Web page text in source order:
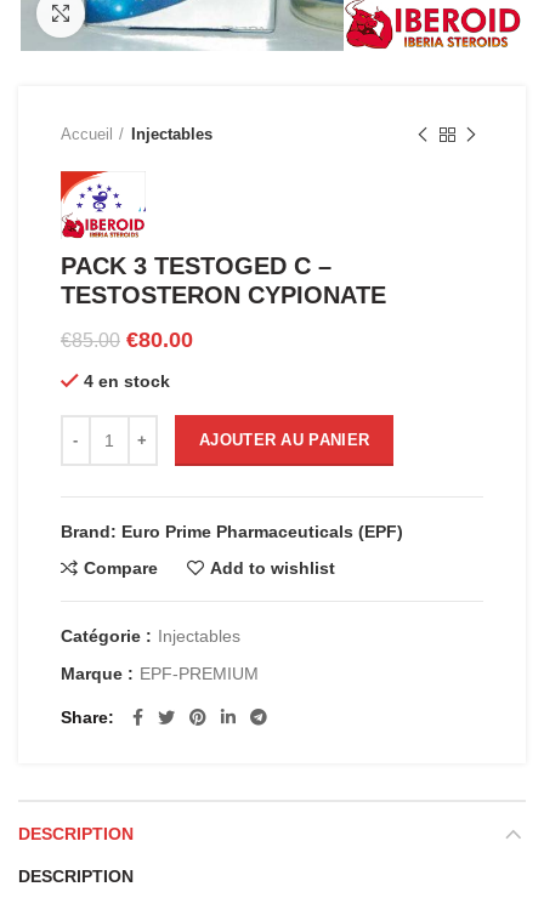
Click to enlarge
Accueil Injectables
PACK 3 TESTOGED C –
TESTOSTERON CYPIONATE
€85.00 Le
initial
était :
€85.00.
€80.00Le
est :
€80.00.
4 en stock
AJOUTER AU PANIER
Brand: Euro Prime Pharmaceuticals (EPF)
Compare
Add to wishlist
Catégorie : Injectables
Marque : EPF-PREMIUM
Share
DESCRIPTION
DESCRIPTION